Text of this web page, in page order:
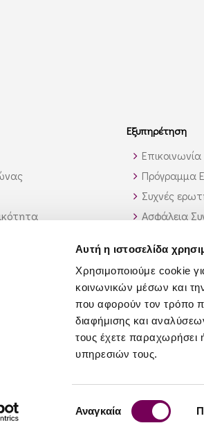
Αυτή η ιστοσελίδα
Χρησιμοποιούμε cookie
κοινωνικών μέσων και
που αφορούν τον τρόπο
διαφήμισης και
τους έχετε παραχωρήσει
υπηρεσιών τους.
συγκατάθεσης
Αναγκαία
Εξυπηρέτηση
Επικοινωνία
Πρόγραμμα
Συχνές
Ασφάλεια
Πως θα βρώ